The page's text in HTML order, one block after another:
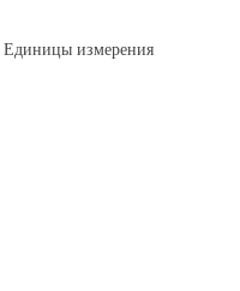
Единицы измерения